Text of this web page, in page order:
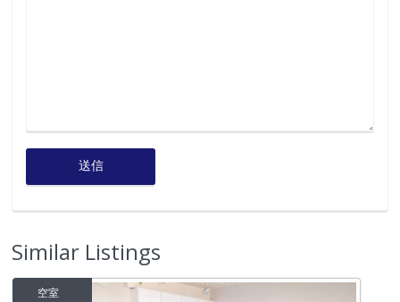
Similar Listings
空室